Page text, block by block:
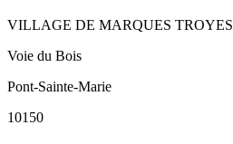
VILLAGE DE MARQUES TROYES
Voie du Bois
Pont-Sainte-Marie
10150